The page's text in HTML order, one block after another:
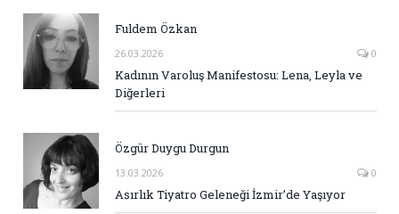
Fuldem Özkan
26.03.2026 0
Kadının Varoluş Manifestosu: Lena, Leyla ve
Diğerleri
Özgür Duygu Durgun
13.03.2026 0
Asırlık Tiyatro Geleneği İzmir’de Yaşıyor